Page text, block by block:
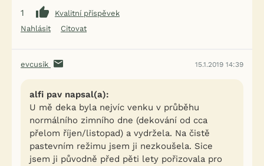
1
Kvalitní příspěvek
Nahlásit
Citovat
evcusik 15.1.2019 14:39
alfi pav napsal(a):
U mě deka byla nejvíc venku v průběhu
normálního zimního dne (dekování od cca
přelom říjen/listopad) a vydržela. Na čistě
pastevním režimu jsem ji nezkoušela. Sice
jsem ji původně před pěti lety pořizovala pro